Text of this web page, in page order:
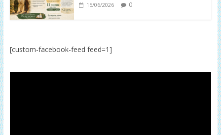
15/06/2026 0
[custom-facebook-feed feed=1]